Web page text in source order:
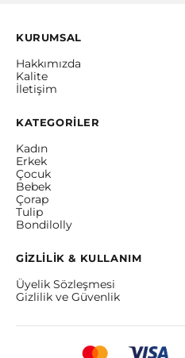
KURUMSAL
Hakkımızda
Kalite
İletişim
KATEGORİLER
Kadın
Erkek
Çocuk
Bebek
Çorap
Tulip
Bondilolly
GİZLİLİK & KULLANIM
Üyelik Sözleşmesi
Gizlilik ve Güvenlik